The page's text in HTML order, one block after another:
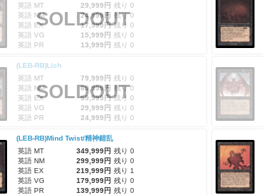
英語 MT
29,999円 残り 0
英語 NM
24,999円 残り 0
英語 EX
17,999円 残り 0
英語 VG
15,999円 残り 0
英語 PR
13,999円 残り 0
SOLDOUT
(LEB-RB)Lich
英語 MT
79,999円 残り 0
英語 NM
69,999円 残り 0
英語 EX
59,999円 残り 0
英語 VG
29,999円 残り 0
英語 PR
24,999円 残り 0
SOLDOUT
(LEB-RB)Mind Twist/精神錯乱
英語 MT
349,999円 残り 0
英語 NM
299,999円 残り 0
英語 EX
219,999円 残り 1
英語 VG
179,999円 残り 0
英語 PR
139,999円 残り 0